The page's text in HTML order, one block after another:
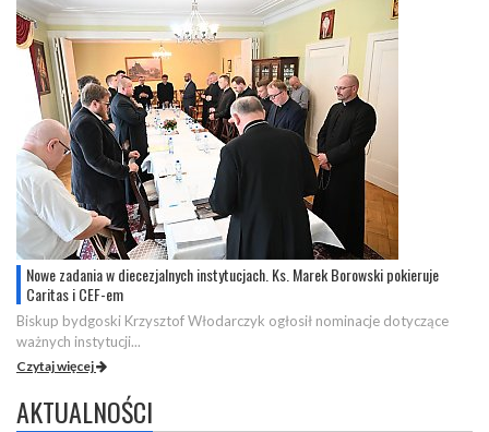
Nowe zadania w diecezjalnych instytucjach. Ks. Marek Borowski pokieruje
Caritas i CEF-em
Biskup bydgoski Krzysztof Włodarczyk ogłosił nominacje dotyczące
ważnych instytucji...
Czytaj więcej
AKTUALNOŚCI